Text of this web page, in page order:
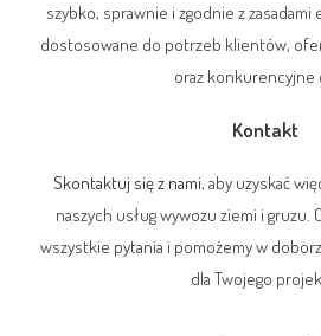
szybko, sprawnie i zgodnie z zasadami
dostosowane do potrzeb klientów,
oraz konkurencyjne
Kontakt
Skontaktuj się z nami, aby uzyskać
naszych usług wywozu ziemi i
wszystkie pytania i pomożemy w
dla Twojego